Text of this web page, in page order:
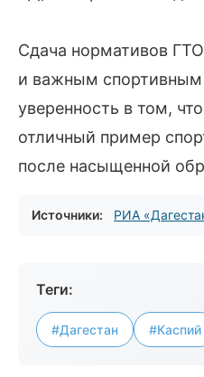
Сдача нормативов
и важным
уверенность в том,
отличный пример
после насыщенной
Источники: РИА
Теги:
#Дагестан #Каспий